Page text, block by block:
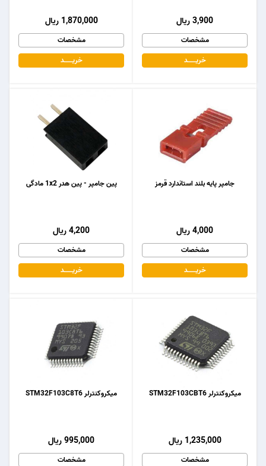
1,870,000 ریال
مشخصات
خریـــــــد
3,900 ریال
مشخصات
خریـــــــد
پین جامپر - پین هدر 1x2 مادگی
4,200 ریال
مشخصات
خریـــــــد
جامپر پایه بلند استاندارد قرمز
4,000 ریال
مشخصات
خریـــــــد
میکروکنترلر STM32F103C8T6
995,000 ریال
مشخصات
میکروکنترلر STM32F103CBT6
1,235,000 ریال
مشخصات